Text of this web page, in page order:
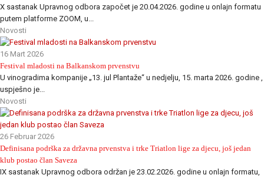
X sastanak Upravnog odbora započet je 20.04.2026. godine u onlajn formatu
putem platforme ZOOM, u...
Novosti
16 Mart 2026
Festival mladosti na Balkanskom prvenstvu
U vinogradima kompanije „13. jul Plantaže“ u nedjelju, 15. marta 2026. godine ,
uspješno je...
Novosti
26 Februar 2026
Definisana podrška za državna prvenstva i trke Triatlon lige za djecu, još jedan
klub postao član Saveza
IX sastanak Upravnog odbora održan je 23.02.2026. godine u onlajn formatu,